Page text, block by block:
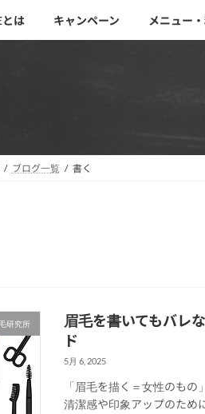
とは キャンペーン メニュー
ブログ一覧 書く
研究所
眉毛を書いてもバレ
ド
5月 6, 2025
「眉毛を描く＝女性のもの
清潔感や印象アップのため